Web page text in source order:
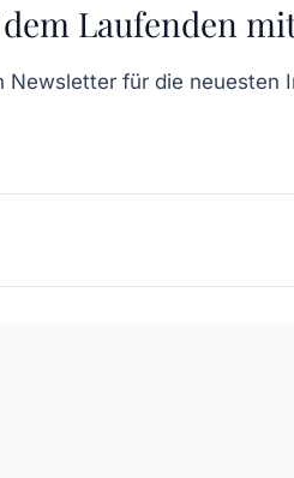
Laufenden
Newsletter für die neuesten